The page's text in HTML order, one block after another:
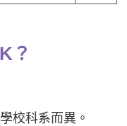
？
校科系而異。